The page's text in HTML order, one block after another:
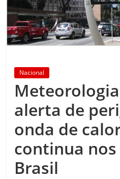
Nacional
alerta de
onda de
continua
Brasil